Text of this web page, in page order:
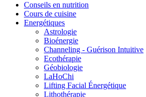
Conseils en nutrition
Cours de cuisine
Energétiques
Astrologie
Bioénergie
Channeling - Guérison Intuitive
Ecothérapie
Géobiologie
LaHoChi
Lifting Facial Énergétique
Lithothérapie